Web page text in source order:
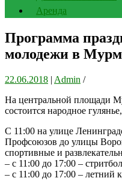
Аренда
Программа
молодежи в
22.06.2018 | Admin /
На центральной площади
состоится народное
С 11:00 на улице
Профсоюзов до улицы
спортивные и
– с 11:00 до 17:00 –
– с 11:00 до 17:00 – летний